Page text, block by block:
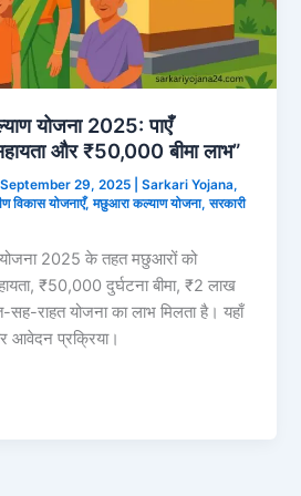
योजना 2025: पाएँ
और ₹50,000 बीमा लाभ”
|September 29, 2025 |Sarkari Yojana,
विकास योजनाएँ,मछुआरा कल्याण योजना,सरकारी
योजना 2025 के तहत मछुआरों को
₹50,000 दुर्घटना बीमा, ₹2 लाख
राहत योजना का लाभ मिलता है। यहाँ
आवेदन प्रक्रिया।